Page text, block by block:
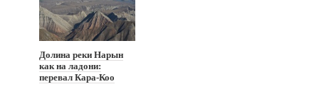
Долина реки Нарын
как на ладони:
перевал Кара-Коо